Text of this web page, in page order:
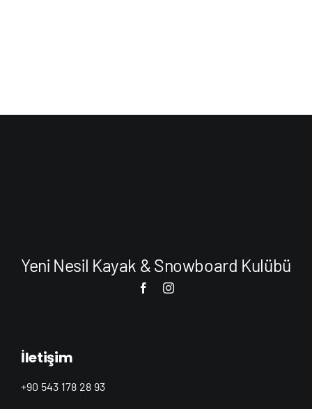
Yeni Nesil Kayak & Snowboard Kulübü
İletişim
+90 543 178 28 93